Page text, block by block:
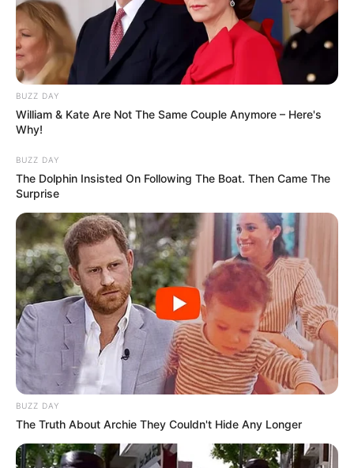
BUZZ DAY
William & Kate Are Not The Same Couple Anymore – Here's
Why!
BUZZ DAY
The Dolphin Insisted On Following The Boat. Then Came The
Surprise
BUZZ DAY
The Truth About Archie They Couldn't Hide Any Longer